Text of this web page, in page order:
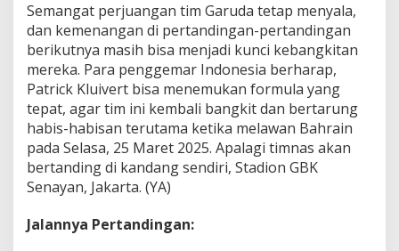
Semangat perjuangan tim Garuda tetap menyala,
dan kemenangan di pertandingan-pertandingan
berikutnya masih bisa menjadi kunci kebangkitan
mereka. Para penggemar Indonesia berharap,
Patrick Kluivert bisa menemukan formula yang
tepat, agar tim ini kembali bangkit dan bertarung
habis-habisan terutama ketika melawan Bahrain
pada Selasa, 25 Maret 2025. Apalagi timnas akan
bertanding di kandang sendiri, Stadion GBK
Senayan, Jakarta. (YA)
Jalannya Pertandingan: